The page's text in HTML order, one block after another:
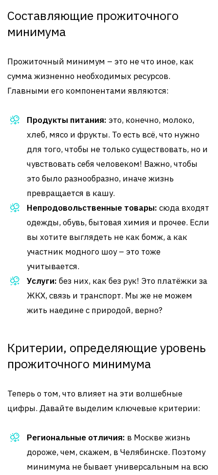
Составляющие прожиточного
минимума
Прожиточный минимум – это не что иное, как
сумма жизненно необходимых ресурсов.
Главными его компонентами являются:
Продукты питания: это, конечно, молоко,
хлеб, мясо и фрукты. То есть всё, что нужно
для того, чтобы не только существовать, но и
чувствовать себя человеком! Важно, чтобы
это было разнообразно, иначе жизнь
превращается в кашу.
Непродовольственные товары: сюда входят
одежды, обувь, бытовая химия и прочее. Если
вы хотите выглядеть не как бомж, а как
участник модного шоу – это тоже
учитывается.
Услуги: без них, как без рук! Это платёжки за
ЖКХ, связь и транспорт. Мы же не можем
жить наедине с природой, верно?
Критерии, определяющие уровень
прожиточного минимума
Теперь о том, что влияет на эти волшебные
цифры. Давайте выделим ключевые критерии:
Региональные отличия: в Москве жизнь
дороже, чем, скажем, в Челябинске. Поэтому
минимума не бывает универсальным на всю